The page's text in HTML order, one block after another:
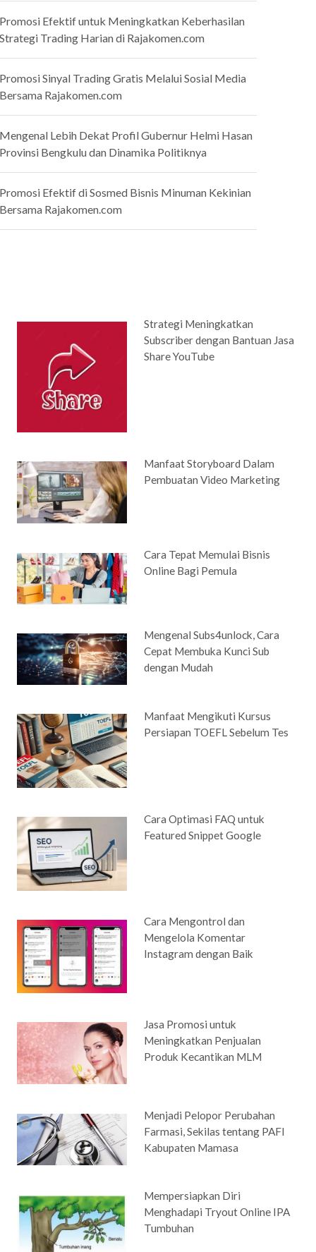
Efektif untuk Meningkatkan Keberhasilan
Trading Harian di Rajakomen.com
Sinyal Trading Gratis Melalui Sosial Media
Rajakomen.com
Lebih Dekat Profil Gubernur Helmi Hasan
Bengkulu dan Dinamika Politiknya
Efektif di Sosmed Bisnis Minuman Kekinian
Rajakomen.com
Strategi Meningkatkan
Subscriber dengan Bantuan Jasa
Share YouTube
Manfaat Storyboard Dalam
Pembuatan Video Marketing
Cara Tepat Memulai Bisnis
Online Bagi Pemula
Mengenal Subs4unlock, Cara
Cepat Membuka Kunci Sub
dengan Mudah
Manfaat Mengikuti Kursus
Persiapan TOEFL Sebelum Tes
Cara Optimasi FAQ untuk
Featured Snippet Google
Cara Mengontrol dan
Mengelola Komentar
Instagram dengan Baik
Jasa Promosi untuk
Meningkatkan Penjualan
Produk Kecantikan MLM
Menjadi Pelopor Perubahan
Farmasi, Sekilas tentang PAFI
Kabupaten Mamasa
Mempersiapkan Diri
Menghadapi Tryout Online IPA
Tumbuhan